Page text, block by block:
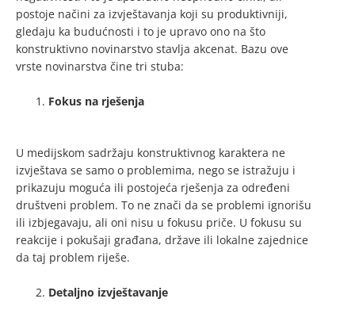
postoje načini za izvještavanja koji su produktivniji,
gledaju ka budućnosti i to je upravo ono na što
konstruktivno novinarstvo stavlja akcenat. Bazu ove
vrste novinarstva čine tri stuba:
Fokus na rješenja
U medijskom sadržaju konstruktivnog karaktera ne
izvještava se samo o problemima, nego se istražuju i
prikazuju moguća ili postojeća rješenja za određeni
društveni problem. To ne znači da se problemi ignorišu
ili izbjegavaju, ali oni nisu u fokusu priče. U fokusu su
reakcije i pokušaji građana, države ili lokalne zajednice
da taj problem riješe.
Detaljno izvještavanje